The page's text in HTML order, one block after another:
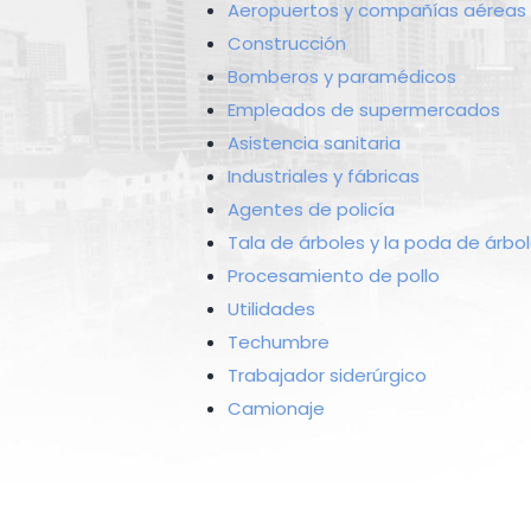
Aeropuertos y compañías aéreas
Construcción
Bomberos y paramédicos
Empleados de supermercados
Asistencia sanitaria
Industriales y fábricas
Agentes de policía
Tala de árboles y la poda de
Procesamiento de pollo
Utilidades
Techumbre
Trabajador siderúrgico
Camionaje